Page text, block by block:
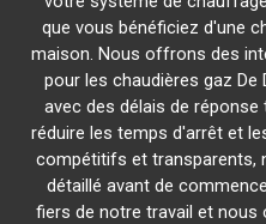
que vous bénéficiez d'une
maison. Nous offrons des
pour les chaudières gaz De
avec des délais de
réduire les temps d'arrêt et
compétitifs et transparents,
détaillé avant de
fiers de notre travail et